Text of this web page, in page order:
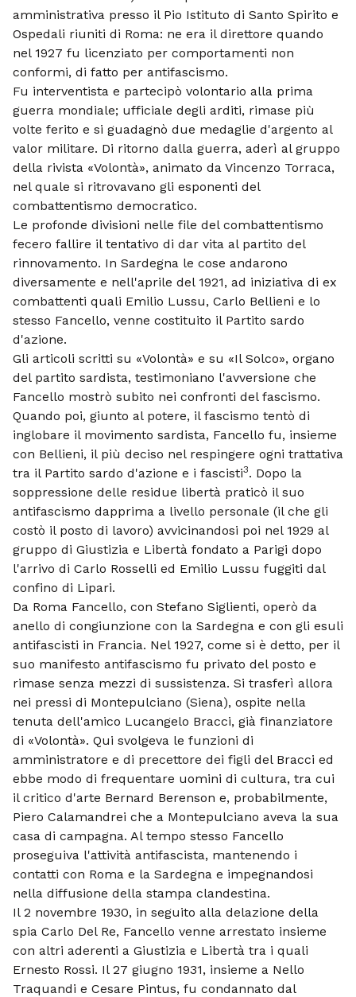
amministrativa presso il Pio Istituto di Santo Spirito e
Ospedali riuniti di Roma: ne era il direttore quando
nel 1927 fu licenziato per comportamenti non
conformi, di fatto per antifascismo.
Fu interventista e partecipò volontario alla prima
guerra mondiale; ufficiale degli arditi, rimase più
volte ferito e si guadagnò due medaglie d'argento al
valor militare. Di ritorno dalla guerra, aderì al gruppo
della rivista «Volontà», animato da Vincenzo Torraca,
nel quale si ritrovavano gli esponenti del
combattentismo democratico.
Le profonde divisioni nelle file del combattentismo
fecero fallire il tentativo di dar vita al partito del
rinnovamento. In Sardegna le cose andarono
diversamente e nell'aprile del 1921, ad iniziativa di ex
combattenti quali Emilio Lussu, Carlo Bellieni e lo
stesso Fancello, venne costituito il Partito sardo
d'azione.
Gli articoli scritti su «Volontà» e su «Il Solco», organo
del partito sardista, testimoniano l'avversione che
Fancello mostrò subito nei confronti del fascismo.
Quando poi, giunto al potere, il fascismo tentò di
inglobare il movimento sardista, Fancello fu, insieme
con Bellieni, il più deciso nel respingere ogni trattativa
tra il Partito sardo d'azione e i fascisti3. Dopo la
soppressione delle residue libertà praticò il suo
antifascismo dapprima a livello personale (il che gli
costò il posto di lavoro) avvicinandosi poi nel 1929 al
gruppo di Giustizia e Libertà fondato a Parigi dopo
l'arrivo di Carlo Rosselli ed Emilio Lussu fuggiti dal
confino di Lipari.
Da Roma Fancello, con Stefano Siglienti, operò da
anello di congiunzione con la Sardegna e con gli esuli
antifascisti in Francia. Nel 1927, come si è detto, per il
suo manifesto antifascismo fu privato del posto e
rimase senza mezzi di sussistenza. Si trasferì allora
nei pressi di Montepulciano (Siena), ospite nella
tenuta dell'amico Lucangelo Bracci, già finanziatore
di «Volontà». Qui svolgeva le funzioni di
amministratore e di precettore dei figli del Bracci ed
ebbe modo di frequentare uomini di cultura, tra cui
il critico d'arte Bernard Berenson e, probabilmente,
Piero Calamandrei che a Montepulciano aveva la sua
casa di campagna. Al tempo stesso Fancello
proseguiva l'attività antifascista, mantenendo i
contatti con Roma e la Sardegna e impegnandosi
nella diffusione della stampa clandestina.
Il 2 novembre 1930, in seguito alla delazione della
spia Carlo Del Re, Fancello venne arrestato insieme
con altri aderenti a Giustizia e Libertà tra i quali
Ernesto Rossi. Il 27 giugno 1931, insieme a Nello
Traquandi e Cesare Pintus, fu condannato dal